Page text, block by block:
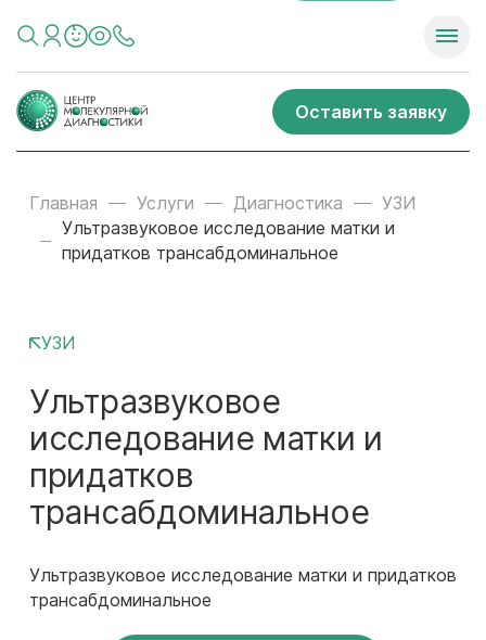
Оставить заявку
Главная Услуги Диагностика
УЗИ
Ультразвуковое исследование матки и
придатков трансабдоминальное
УЗИ
Ультразвуковое
исследование матки и
придатков
трансабдоминальное
Ультразвуковое исследование матки и придатков
трансабдоминальное